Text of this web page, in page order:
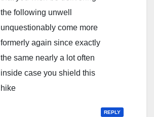
the following unwell
unquestionably come more
formerly again since exactly
the same nearly a lot often
inside case you shield this
hike
REPLY